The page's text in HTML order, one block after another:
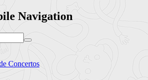
Navigation
Concertos